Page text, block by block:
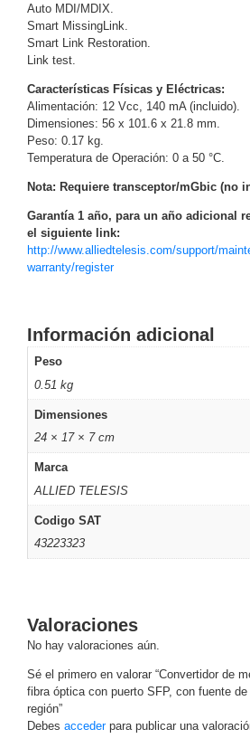
HDMI
Cámaras
IP y NVRs
Ambientes
Salinos
(Anticorrosión) Antiexplosión
y
Decodificadores
Video
Domo
/ Eyeball /
TurretFisheye
y
Network
Video
PinholeProfesionales
-
CajaPTZTérmicasWiFi
Inalámbricas
Cámaras
y DVRs
HD
Ambientes
SalinosAntiexplosión
/ Eyeball /
TurretEspecialesLente
Motorizado
Ocultas
Auto MDI/MDIX.
Smart MissingLink.
Smart Link Restoration.
Link test.
Características Físicas y Eléctricas:
Alimentación: 12 Vcc, 140 mA (incluido).
Dimensiones: 56 x 101.6 x 21.8 mm.
Peso: 0.17 kg.
Temperatura de Operación: 0 a 50 °C.
Nota: Requiere transceptor/mGbic (no
Garantía 1 año, para un año adicional
el siguiente link:
http://www.alliedtelesis.com/support/
warranty/register
Información adicional
Peso
0.51 kg
Dimensiones
24 × 17 × 7 cm
Marca
ALLIED TELESIS
Codigo SAT
43223323
Valoraciones
No hay valoraciones aún.
Sé el primero en valorar “Convertidor de
fibra óptica con puerto SFP, con fuente
región”
Debes accederpara publicar una